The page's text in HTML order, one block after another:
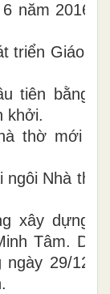
năm 2016:
triển Giáo
tiên bằng
khởi.
thờ mới do
Nhà thờ
xây dựng
Tâm.
29/12/